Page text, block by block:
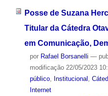
Posse de Suzana
Titular da Cátedra
em Comunicação,
por Rafael Borsanelli —
modificação22/05/2023
público, Institucional
Internet